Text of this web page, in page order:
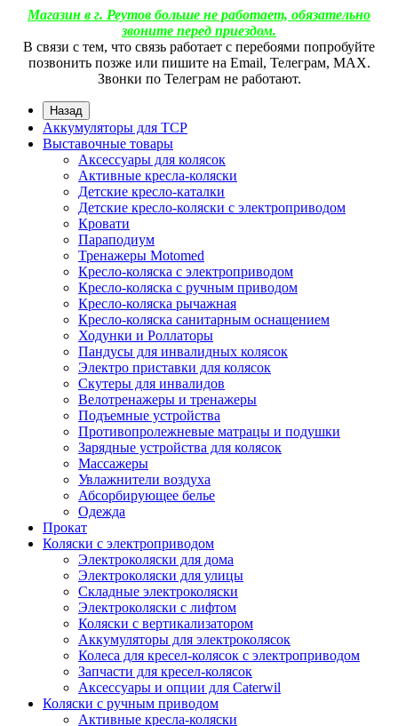
Магазин в г. Реутов больше не работает, обязательно
звоните перед приездом.
В связи с тем, что связь работает с перебоями попробуйте
позвонить позже или пишите на Email, Телеграм, МАХ.
Звонки по Телеграм не работают.
Назад
Аккумуляторы для ТСР
Выставочные товары
Аксессуары для колясок
Активные кресла-коляски
Детские кресло-каталки
Детские кресло-коляски с электроприводом
Кровати
Параподиум
Тренажеры Motomed
Кресло-коляска с электроприводом
Кресло-коляска с ручным приводом
Кресло-коляска рычажная
Кресло-коляска санитарным оснащением
Ходунки и Роллаторы
Пандусы для инвалидных колясок
Электро приставки для колясок
Скутеры для инвалидов
Велотренажеры и тренажеры
Подъемные устройства
Противопролежневые матрацы и подушки
Зарядные устройства для колясок
Массажеры
Увлажнители воздуха
Абсорбирующее белье
Одежда
Прокат
Коляски с электроприводом
Электроколяски для дома
Электроколяски для улицы
Складные электроколяски
Электроколяски с лифтом
Коляски с вертикализатором
Аккумуляторы для электроколясок
Колеса для кресел-колясок с электроприводом
Запчасти для кресел-колясок
Аксессуары и опции для Caterwil
Коляски с ручным приводом
Активные кресла-коляски